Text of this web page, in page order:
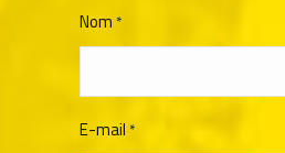
Nom *
E-mail *